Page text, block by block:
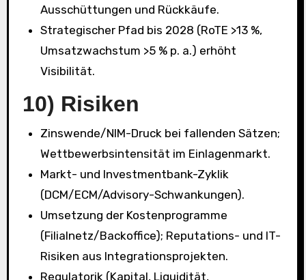
Ausschüttungen und Rückkäufe.
Strategischer Pfad bis 2028 (RoTE >13 %,
Umsatzwachstum >5 % p. a.) erhöht
Visibilität.
10) Risiken
Zinswende/NIM-Druck bei fallenden Sätzen;
Wettbewerbsintensität im Einlagenmarkt.
Markt- und Investmentbank-Zyklik
(DCM/ECM/Advisory-Schwankungen).
Umsetzung der Kostenprogramme
(Filialnetz/Backoffice); Reputations- und IT-
Risiken aus Integrationsprojekten.
Regulatorik (Kapital, Liquidität,